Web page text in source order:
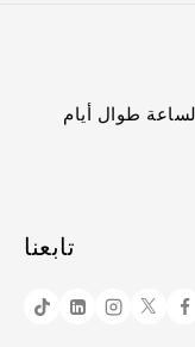
طوال أيام
تابعنا